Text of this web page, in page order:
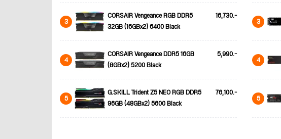
3
CORSAIR Vengeance RGB DDR5
32GB (16GBx2) 6400 Black
16,730.-
4
CORSAIR Vengeance DDR5 16GB
(8GBx2) 5200 Black
5,990.-
5
G.SKILL Trident Z5 NEO RGB DDR5
96GB (48GBx2) 5600 Black
76,100.-
3
4
5